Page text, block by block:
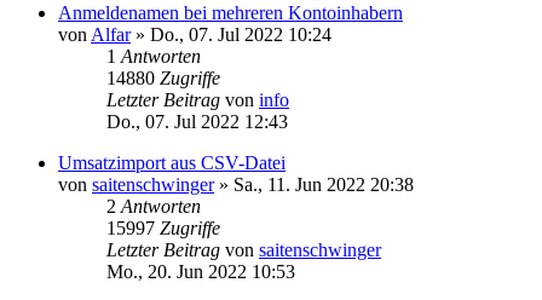
Anmeldenamen bei mehreren Kontoinhabern
von Alfar» Do., 07. Jul 2022 10:24
1 Antworten
14880 Zugriffe
Letzter Beitrag von info
Do., 07. Jul 2022 12:43
Umsatzimport aus CSV-Datei
von saitenschwinger» Sa., 11. Jun 2022 20:38
2 Antworten
15997 Zugriffe
Letzter Beitrag von saitenschwinger
Mo., 20. Jun 2022 10:53